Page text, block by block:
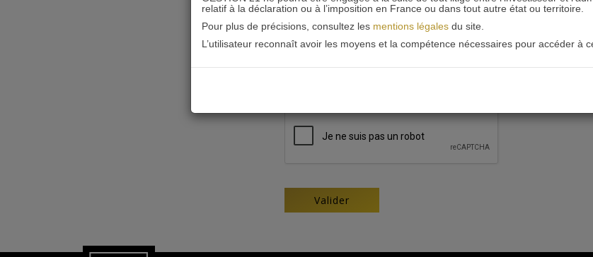
relatif à la déclaration ou à l’imposition en France ou dans tout autre état ou territoire.
Pour plus de précisions, consultez les mentions légalesdu site.
L’utilisateur reconnaît avoir les moyens et la compétence nécessaires pour accéder à